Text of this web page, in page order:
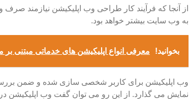
از آنجا که فرآیند کار طراحی وب اپلیکیشن نیازمند
به وب سایت بیشتر خواهد بود.
بخوانید! معرفی انواع اپلیکیشن های خدماتی مبتنی بر
وب اپلیکیشن برای کاربر شخصی سازی شده و ضمن بررسی
نمایش می گذارد. از این رو می توان گفت وب